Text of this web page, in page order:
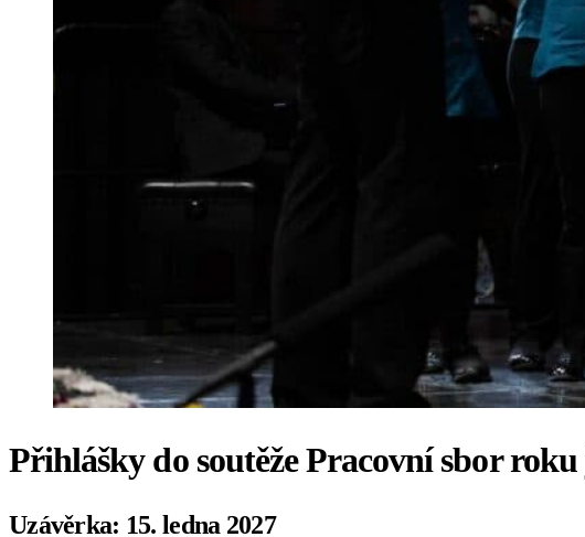
Přihlášky do soutěže Pracovní sbor
Uzávěrka: 15. ledna 2027